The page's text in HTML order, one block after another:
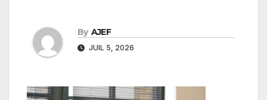
By AJEF
JUIL 5, 2026